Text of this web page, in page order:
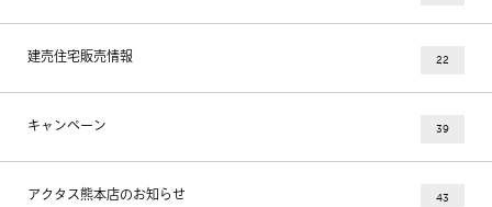
建売住宅販売情報 22
キャンペーン 39
アクタス熊本店のお知らせ 43